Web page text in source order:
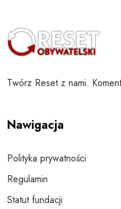
Twórz Reset z nami.
Nawigacja
Polityka prywatności
Regulamin
Statut fundacji